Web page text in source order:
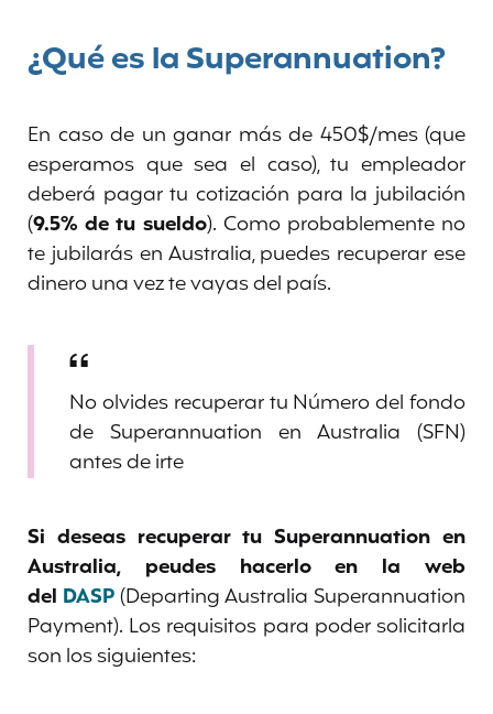
¿Qué es la Superannuation?
En caso de un ganar más de 450$/mes (que
esperamos que sea el caso), tu empleador
deberá pagar tu cotización para la jubilación
(9.5% de tu sueldo). Como probablemente no
te jubilarás en Australia, puedes recuperar ese
dinero una vez te vayas del país.
No olvides recuperar tu Número del fondo
de Superannuation en Australia (SFN)
antes de irte
Si deseas recuperar tu Superannuation en
Australia, peudes hacerlo en la web
del DASP(Departing Australia Superannuation
Payment). Los requisitos para poder solicitarla
son los siguientes: